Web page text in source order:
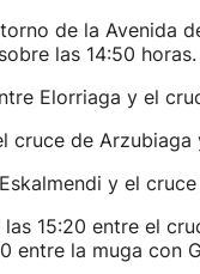
de la Avenida
las 14:50 horas.
Elorriaga y el
cruce de Arzubiaga
y el
15:20 entre el
entre la muga con